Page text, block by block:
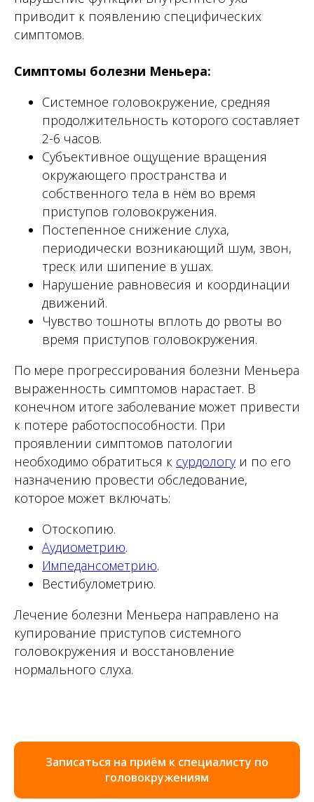
приводит к появлению специфических
симптомов.
Симптомы болезни Меньера:
Системное головокружение, средняя
продолжительность которого составляет
2-6 часов.
Субъективное ощущение вращения
окружающего пространства и
собственного тела в нём во время
приступов головокружения.
Постепенное снижение слуха,
периодически возникающий шум, звон,
треск или шипение в ушах.
Нарушение равновесия и координации
движений.
Чувство тошноты вплоть до рвоты во
время приступов головокружения.
По мере прогрессирования болезни Меньера
выраженность симптомов нарастает. В
конечном итоге заболевание может привести
к потере работоспособности. При
проявлении симптомов патологии
необходимо обратиться к сурдологуи по его
назначению провести обследование,
которое может включать:
Отоскопию.
Аудиометрию.
Импедансометрию.
Вестибулометрию.
Лечение болезни Меньера направлено на
купирование приступов системного
головокружения и восстановление
нормального слуха.
Записаться на приём к специалисту по
головокружениям